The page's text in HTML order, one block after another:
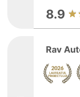
8.9
Rav